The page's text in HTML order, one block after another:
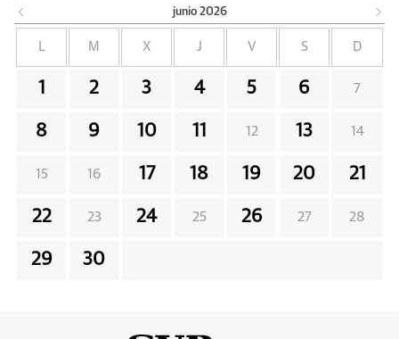
junio 2026
M X J V S D
1 2 3 4 5 6 7
8 9 10 11 12 13 14
15 16 17 18 19 20 21
22 23 24 25 26 27 28
29 30